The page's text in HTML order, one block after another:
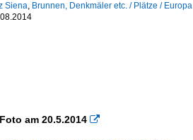
Siena, Brunnen, Denkmäler etc. / Plätze / Europa
am 20.5.2014 